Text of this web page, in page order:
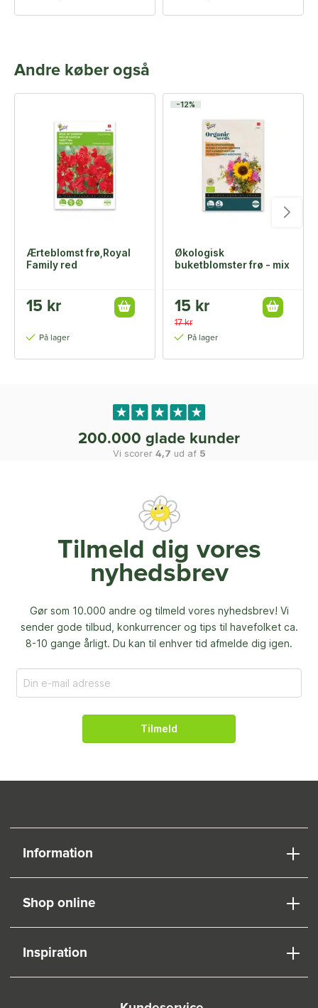
Andre køber også
Ærteblomst frø,Royal
Family red
15 kr
På lager
-12%
Økologisk
buketblomster frø - mix
15 kr
17 kr
På lager
200.000 glade kunder
Vi scorer 4,7 ud af 5
Tilmeld dig vores
nyhedsbrev
Gør som 10.000 andre og tilmeld vores nyhedsbrev! Vi
sender gode tilbud, konkurrencer og tips til havefolket ca.
8-10 gange årligt. Du kan til enhver tid afmelde dig igen.
Tilmeld
Information
Shop online
Inspiration